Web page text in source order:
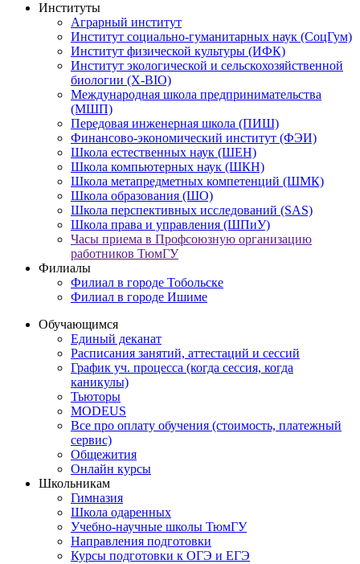
Институты
Аграрный институт
Институт социально-гуманитарных наук (СоцГум)
Институт физической культуры (ИФК)
Институт экологической и сельскохозяйственной
биологии (X-BIO)
Международная школа предпринимательства
(МШП)
Передовая инженерная школа (ПИШ)
Финансово-экономический институт (ФЭИ)
Школа естественных наук (ШЕН)
Школа компьютерных наук (ШКН)
Школа метапредметных компетенций (ШМК)
Школа образования (ШО)
Школа перспективных исследований (SAS)
Школа права и управления (ШПиУ)
Часы приема в Профсоюзную организацию
работников ТюмГУ
Филиалы
Филиал в городе Тобольске
Филиал в городе Ишиме
Обучающимся
Единый деканат
Расписания занятий, аттестаций и сессий
График уч. процесса (когда сессия, когда
каникулы)
Тьюторы
MODEUS
Все про оплату обучения (стоимость, платежный
сервис)
Общежития
Онлайн курсы
Школьникам
Гимназия
Школа одаренных
Учебно-научные школы ТюмГУ
Направления подготовки
Курсы подготовки к ОГЭ и ЕГЭ